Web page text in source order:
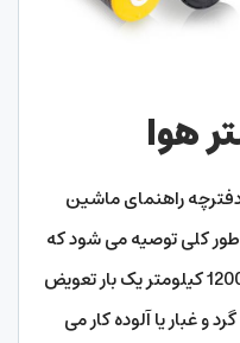
هوا
راهنمای ماشین
کلی توصیه می شود که
فیلتر هوا را هر 6 ماه یک بار یا هر 12000 کیلومتر یک بار تعویض
و غبار یا آلوده کار می